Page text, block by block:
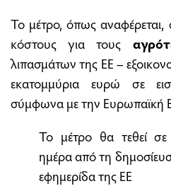
Το μέτρο, όπως αναφέρεται,
κόστους για τους
λιπασμάτων της ΕΕ –
εκατομμύρια ευρώ σε
σύμφωνα με την Ευρωπαϊκή
Το μέτρο θα τεθεί
ημέρα από τη
εφημερίδα της ΕΕ